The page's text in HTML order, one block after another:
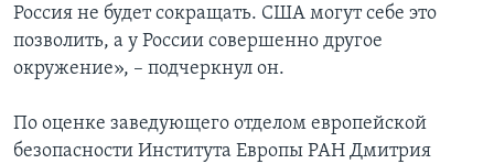
Россия не будет сокращать. США могут себе это
позволить, а у России совершенно другое
окружение», – подчеркнул он.
По оценке заведующего отделом европейской
безопасности Института Европы РАН Дмитрия